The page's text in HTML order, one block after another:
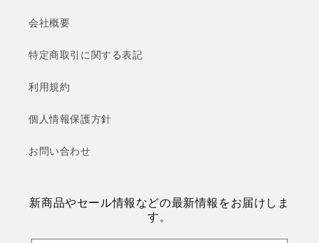
会社概要
特定商取引に関する表記
利用規約
個人情報保護方針
お問い合わせ
新商品やセール情報などの最新情報をお届けしま
す。